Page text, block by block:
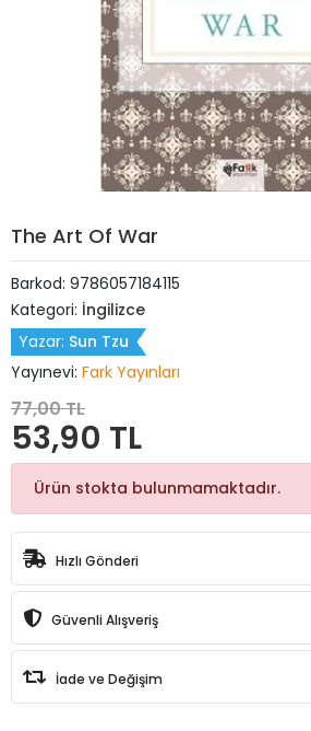
The Art Of War
Barkod: 9786057184115
Kategori: İngilizce
Yazar: Sun Tzu
Yayınevi: Fark Yayınları
77,00 TL
53,90 TL
Ürün stokta bulunmamaktadır.
Hızlı Gönderi
Güvenli Alışveriş
İade ve Değişim